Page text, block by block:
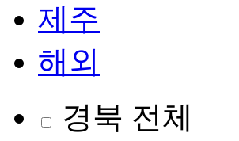
제주
해외
경북 전체